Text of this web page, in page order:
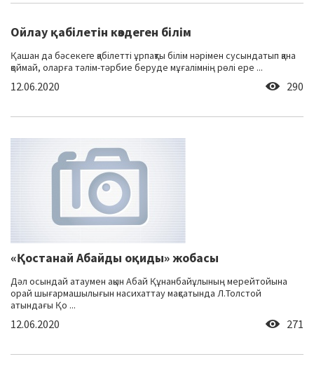
Ойлау қабілетін көздеген білім
Қашан да бәсекеге қабілетті ұрпақты білім нәрімен сусындатып қана
қоймай, оларға тәлім-тәрбие беруде мұғалімнің рөлі ере ...
12.06.2020 290
«Қостанай Абайды оқиды» жобасы
Дәл осындай атаумен ақын Абай Құнанбайұлының мерейтойына
орай шығармашылығын насихаттау мақсатында Л.Толстой
атындағы Қо ...
12.06.2020 271